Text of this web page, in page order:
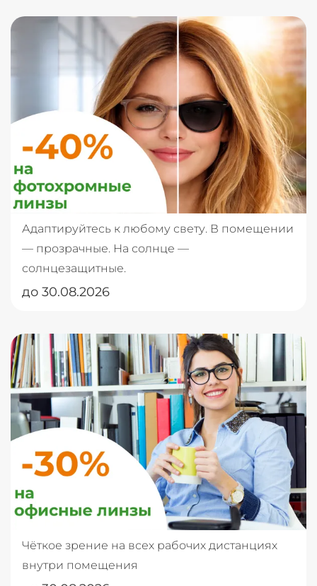
Адаптируйтесь к любому свету. В помещении
— прозрачные. На солнце —
солнцезащитные.
до 30.08.2026
Чёткое зрение на всех рабочих дистанциях
внутри помещения